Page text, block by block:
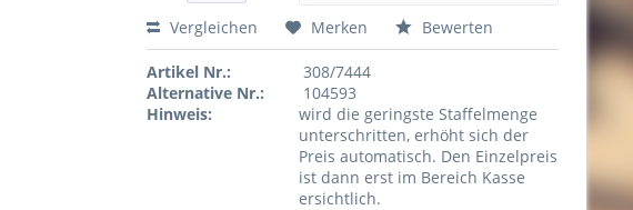
Vergleichen Merken Bewerten
Artikel Nr.:
308/7444
Alternative Nr.:
104593
Hinweis:
wird die geringste Staffelmenge
unterschritten, erhöht sich der
Preis automatisch. Den Einzelpreis
ist dann erst im Bereich Kasse
ersichtlich.